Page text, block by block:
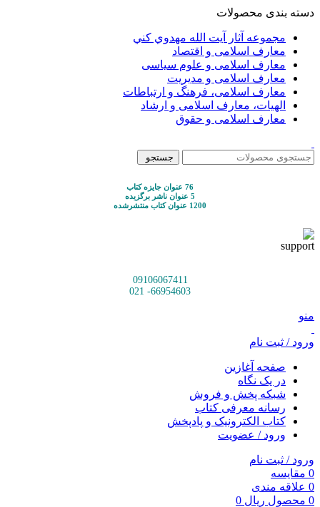
دسته بندی محصولات
مجموعه آثار آيت الله مهدوي كني
معارف اسلامی و اقتصاد
معارف اسلامی و علوم سیاسی
معارف اسلامی و مدیریت
معارف اسلامی، فرهنگ و ارتباطات
الهیات، معارف اسلامی و ارشاد
معارف اسلامی و حقوق
جستجو
76 عنوان جایزه کتاب
5 عنوان ناشر برگزیده
1200 عنوان کتاب منتشرشده
09106067411
66954603- 021
منو
ورود / ثبت نام
صفحه آغازین
در یک نگاه
شبکه پخش و فروش
رسانه معرفی کتاب
کتاب الکترونیک و پادپخش
ورود / عضویت
ورود / ثبت نام
0 مقایسه
0 علاقه مندی
0 محصول ریال